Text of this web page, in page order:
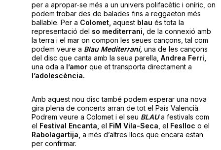
per a apropar-se més a un univers polifacètic i oníric, on
podem trobar des de balades fins a reggaeton més
ballable. Per a Colomet, aquest blau és tota la
representació del so mediterrani, de la connexió amb
la terra i el mar on compon les seues cançons, tal com
podem veure a Blau Mediterrani,una de les cançons
del disc que canta amb la seua parella, Andrea Ferri,
una oda a l’amorque et transporta directament a
l’adolescència.
Amb aquest nou disc també podem esperar una nova
gira plena de concerts arran de tot el País Valencià.
Podrem veure a Colomet i el seu BLAUa festivals com
el Festival Encanta, el FiM Vila-Seca , el Feslloc o el
Rabolagartija, a més d’altres llocs que encara estan
per confirmar.